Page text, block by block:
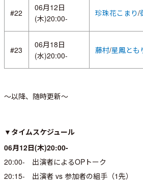
#22
06月12日
(木)20:00-
珍珠花こまり/
#23
06月18日
(水)20:00-
藤村/星鳳とも
～以降、随時更新～
▼タイムスケジュール
06月12日(木)20:00-
20:00- 出演者によるOPトーク
20:15- 出演者 vs 参加者の組手（1先）